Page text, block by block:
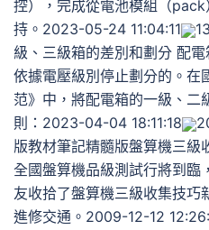
控），完成從電池模組（
持。2023-05-24 11:04:11
級、三級箱的差別和劃分 配
依據電壓級別停止劃分的。
范》中，將配電箱的一級、二
則：2023-04-04 18:11:18
版教材筆記精髓版盤算機三級
全國盤算機品級測試行將到臨
友收拾了盤算機三級收集技巧
進修交通。2009-12-12